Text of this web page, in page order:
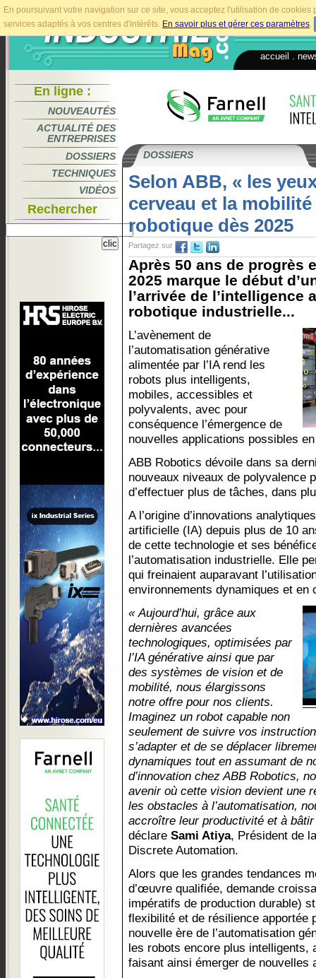
En poursuivant votre navigation sur ce site, vous acceptez l'utilisation de
services adaptés à vos centres d'intérêts. En savoir plus et gérer ces paramètres.
accueil
En ligne :
NOUVEAUTÉS
ACTUALITÉ DES
ENTREPRISES
DOSSIERS
TECHNIQUES
VIDÉOS
Rechercher
DOSSIERS
Selon ABB, « les
cerveau et la
robotique dès 2025
Partagez sur
Après 50 ans de progrès
2025 marque le début
l’arrivée de l’intelligence
robotique industrielle...
L’avènement de
l’automatisation générative
alimentée par l’IA rend les
robots plus intelligents,
mobiles, accessibles et
polyvalents, avec pour
conséquence l’émergence de
nouvelles applications possibles
ABB Robotics dévoile dans sa
nouveaux niveaux de polyvalence
d’effectuer plus de tâches, dans
A l’origine d’innovations
artificielle (IA) depuis plus de 10
de cette technologie et ses
l’automatisation industrielle. Elle
qui freinaient auparavant
environnements dynamiques et en
« Aujourd’hui, grâce aux
dernières avancées
technologiques, optimisées par
l’IA générative ainsi que par
des systèmes de vision et de
mobilité, nous élargissons
notre offre pour nos clients.
Imaginez un robot capable non
seulement de suivre vos
s’adapter et de se déplacer
dynamiques tout en assumant de
d’innovation chez ABB Robotics,
avenir où cette vision devient une
les obstacles à l’automatisation,
accroître leur productivité et à
déclare Sami Atiya, Président de
Discrete Automation.
Alors que les grandes tendances
d’œuvre qualifiée, demande
impératifs de production durable)
flexibilité et de résilience apportée
nouvelle ère de l’automatisation
les robots encore plus intelligents,
faisant ainsi émerger de nouvelles